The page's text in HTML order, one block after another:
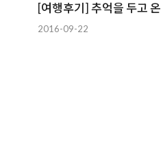
[여행후기] 추억을 두고
2016-09-22